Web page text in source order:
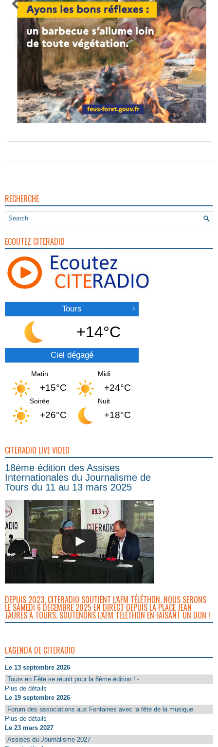
RECHERCHE
ECOUTEZ CITERADIO
Tours
+14°C
Ciel dégagé
Matin
+15°C
Midi
+24°C
Soirée
+26°C
Nuit
+18°C
CITERADIO LIVE VIDEO
18ème édition des Assises
Internationales du Journalisme de
Tours du 11 au 13 mars 2025
DEPUIS 2023, CITERADIO SOUTIENT L’AFM TÉLÉTHON. NOUS SERONS
LE SAMEDI 6 DÉCEMBRE 2025 EN DIRECT DEPUIS LA PLACE JEAN
JAURÈS À TOURS. SOUTENONS L’AFM TÉLÉTHON EN FAISANT UN DON !
L'AGENDA DE CITERADIO
Le 13 septembre 2026
Tours en Fête se réunit pour la 8ème édition ! -
Plus de détails
Le 19 septembre 2026
Forum des associations aux Fontaines avec la fête de la musique
Plus de détails
Le 23 mars 2027
Assises du Journalisme 2027